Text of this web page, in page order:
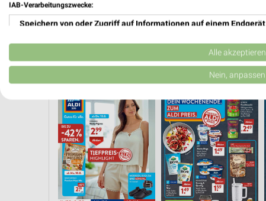
ANGEBOTE AB DONNERSTAG
IAB-Verarbeitungszwecke:
Speichern von oder Zugriff auf Informationen auf einem Endgerät
Verwendung reduzierter Daten zur Auswahl von Werbeanzeigen
Erstellung von Profilen für personalisierte Werbung
Erstellung von Profilen zur Personalisierung von Inhalten
Verwendung von Profilen zur Auswahl personalisierter Inhalte
Messung der Werbeleistung
Messung der Performance von Inhalten
Alle akzeptieren
Nein, anpassen